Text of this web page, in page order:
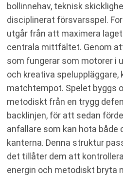
bollinnehav, teknisk
disciplinerat försvarsspel.
utgår från att maximera
centrala mittfältet. Genom
som fungerar som motorer i
och kreativa speluppläggare,
matchtempot. Spelet byggs
metodiskt från en trygg
backlinjen, för att sedan
anfallare som kan hota både
kanterna. Denna struktur
det tillåter dem att
energin och metodiskt bryta